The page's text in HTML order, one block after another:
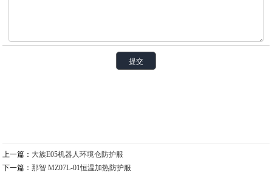
上一篇： ​大族E05机器人环境仓防护服
下一篇：那智 MZ07L-01恒温加热防护服